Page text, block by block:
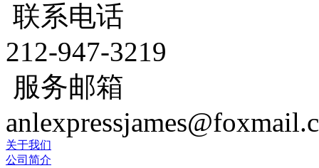
联系电话
212-947-3219
服务邮箱
关于我们
公司简介